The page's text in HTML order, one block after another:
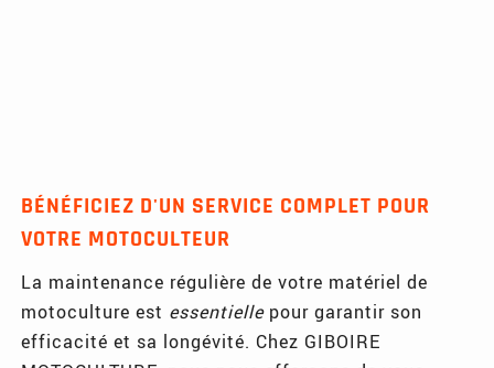
BÉNÉFICIEZ D'UN SERVICE COMPLET POUR
VOTRE MOTOCULTEUR
La maintenance régulière de votre matériel de
motoculture est essentiellepour garantir son
efficacité et sa longévité. Chez GIBOIRE